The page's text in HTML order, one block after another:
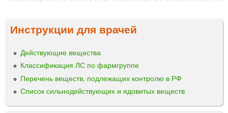
Инструкции для врачей
Действующие вещества
Классификация ЛС по фармгруппе
Перечень веществ, подлежащих контролю в РФ
Список сильнодействующих и ядовитых веществ